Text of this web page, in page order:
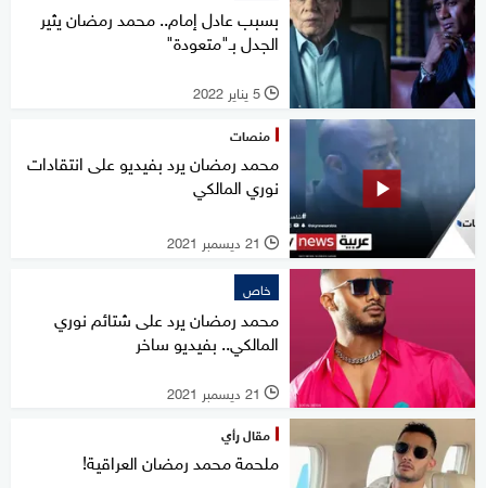
بسبب عادل إمام.. محمد رمضان يثير
الجدل بـ"متعودة"
l 5 يناير 2022
منصات
محمد رمضان يرد بفيديو على انتقادات
نوري المالكي
l 21 ديسمبر 2021
خاص
محمد رمضان يرد على شتائم نوري
المالكي.. بفيديو ساخر
l 21 ديسمبر 2021
مقال رأي
ملحمة محمد رمضان العراقية!